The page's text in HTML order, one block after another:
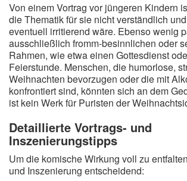
Von einem Vortrag vor jüngeren Kindern
die Thematik für sie nicht verständlich
eventuell irritierend wäre. Ebenso wenig
ausschließlich fromm-besinnlichen oder
Rahmen, wie etwa einen Gottesdienst
Feierstunde. Menschen, die humorlose,
Weihnachten bevorzugen oder die mit
konfrontiert sind, könnten sich an dem
ist kein Werk für Puristen der
Detaillierte Vortrags- und
Inszenierungstipps
Um die komische Wirkung voll zu
und Inszenierung entscheidend: